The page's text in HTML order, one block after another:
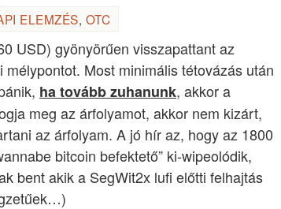
ELEMZÉS, OTC
USD) gyönyörűen visszapattant az
Most minimális tétovázás után
ha tovább zuhanunk, akkor a
meg az árfolyamot, akkor nem kizárt,
az árfolyam. A jó hír az, hogy az 1800
bitcoin befektető” ki-wipeolódik,
bent akik a SegWit2x lufi előtti felhajtás